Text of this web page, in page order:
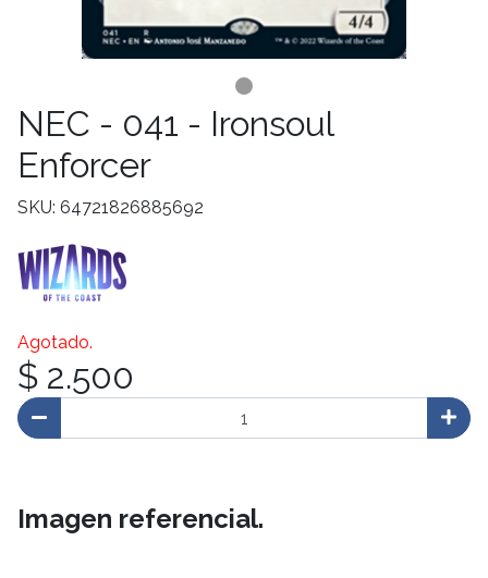
NEC - 041 - Ironsoul
Enforcer
SKU: 64721826885692
Agotado.
$ 2.500
Imagen referencial.